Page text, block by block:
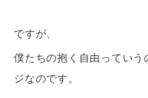
ですが、
僕たちの抱く自由ってい
ジなのです。